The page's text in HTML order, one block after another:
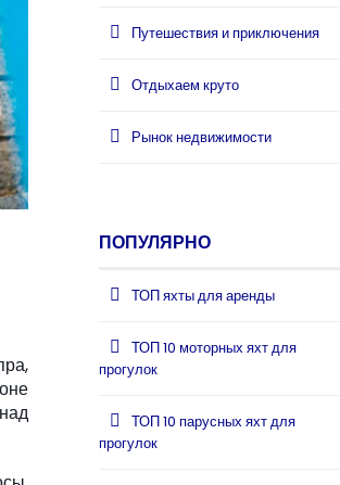
Путешествия и приключения
Отдыхаем круто
Рынок недвижимости
ПОПУЛЯРНО
ТОП яхты для аренды
ТОП 10 моторных яхт для
прогулок
ТОП 10 парусных яхт для
прогулок